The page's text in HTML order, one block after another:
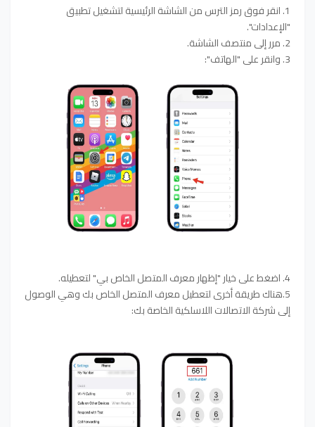
1. انقر فوق رمز الترس من الشاشة الرئيسية لتشغيل تطبيق
"الإعدادات".
2. مرر إلى منتصف الشاشة.
3. وانقر على "الهاتف":
4. اضغط على خيار "إظهار معرف المتصل الخاص بي" لتعطيله.
5.هناك طريقة أخرى لتعطيل معرف المتصل الخاص بك وهي الوصول
إلى شركة الاتصالات اللاسلكية الخاصة بك: